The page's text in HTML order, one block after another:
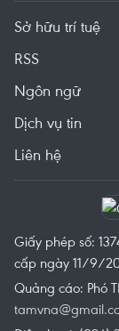
Sở hữu trí tuệ
RSS
Ngôn ngữ
Dịch vụ tin
Liên hệ
Giấy phép số:
cấp ngày 11/9/
Quảng cáo: Phó